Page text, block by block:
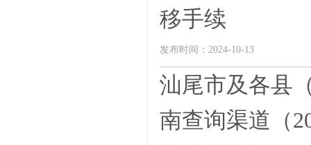
移手续
发布时间：2024-10-13
汕尾市及各县
南查询渠道（